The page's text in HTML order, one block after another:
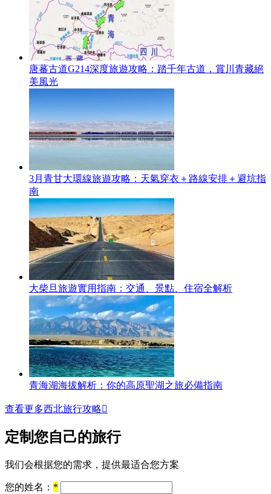
唐蕃古道G214深度旅遊攻略：踏千年古道，賞川青藏絕
美風光
3月青甘大環線旅遊攻略：天氣穿衣＋路線安排＋避坑指
南
大柴旦旅遊實用指南：交通、景點、住宿全解析
青海湖海拔解析：你的高原聖湖之旅必備指南
查看更多西北旅行攻略
定制您自己的旅行
我们会根据您的需求，提供最适合您方案
您的姓名： *